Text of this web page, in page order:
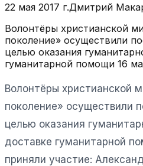
22 мая 2017 г.Дмитрий
Волонтёры христианской
поколение» осуществили
целью оказания
гуманитарной помощи 16
Волонтёры христианской
поколение» осуществили
целью оказания
доставке гуманитарной
приняли участие: